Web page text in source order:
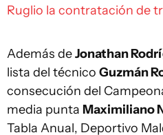
Ruglio la contratación de
Además deJonathan
lista del técnico Guzmán
consecución del
media punta Maximiliano
Tabla Anual, Deportivo